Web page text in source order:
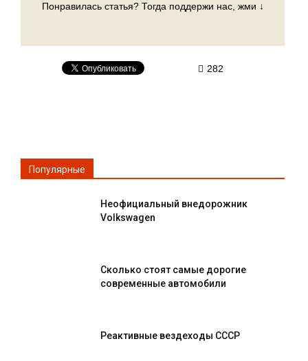
Понравилась статья? Тогда поддержи нас, жми ↓
282
Популярные
Неофициальный внедорожник
Volkswagen
Сколько стоят самые дорогие
современные автомобили
Реактивные вездеходы СССР